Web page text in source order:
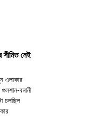
নেই
এলাকার
বনানী
চলছিল